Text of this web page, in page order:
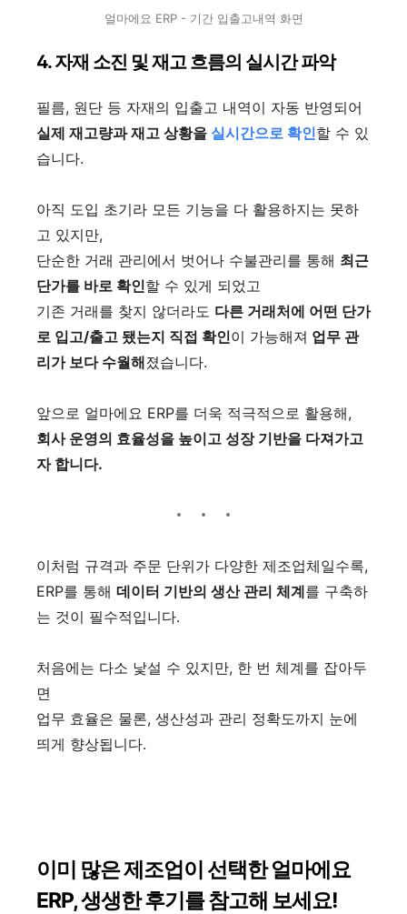
얼마에요 ERP - 기간 입출고내역 화면
4. 자재 소진 및 재고 흐름의 실시간 파악
필름, 원단 등 자재의 입출고 내역이 자동 반영되어
실제 재고량과 재고 상황을 실시간으로 확인할 수 있
습니다.
아직 도입 초기라 모든 기능을 다 활용하지는 못하
고 있지만,
단순한 거래 관리에서 벗어나 수불관리를 통해 최근
단가를 바로 확인할 수 있게 되었고
기존 거래를 찾지 않더라도 다른 거래처에 어떤 단가
로 입고/출고 됐는지 직접 확인이 가능해져 업무 관
리가 보다 수월해졌습니다.
앞으로 얼마에요 ERP를 더욱 적극적으로 활용해,
회사 운영의 효율성을 높이고 성장 기반을 다져가고
자 합니다.
이처럼 규격과 주문 단위가 다양한 제조업체일수록,
ERP를 통해 데이터 기반의 생산 관리 체계를 구축하
는 것이 필수적입니다.
처음에는 다소 낯설 수 있지만, 한 번 체계를 잡아두
면
업무 효율은 물론, 생산성과 관리 정확도까지 눈에
띄게 향상됩니다.
이미 많은 제조업이 선택한 얼마에요
ERP, 생생한 후기를 참고해 보세요!